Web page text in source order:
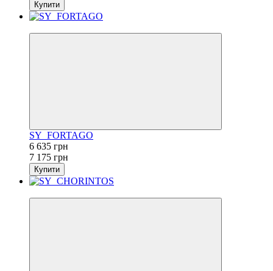
Купити
SY_FORTAGO
6 635 грн
7 175 грн
Купити